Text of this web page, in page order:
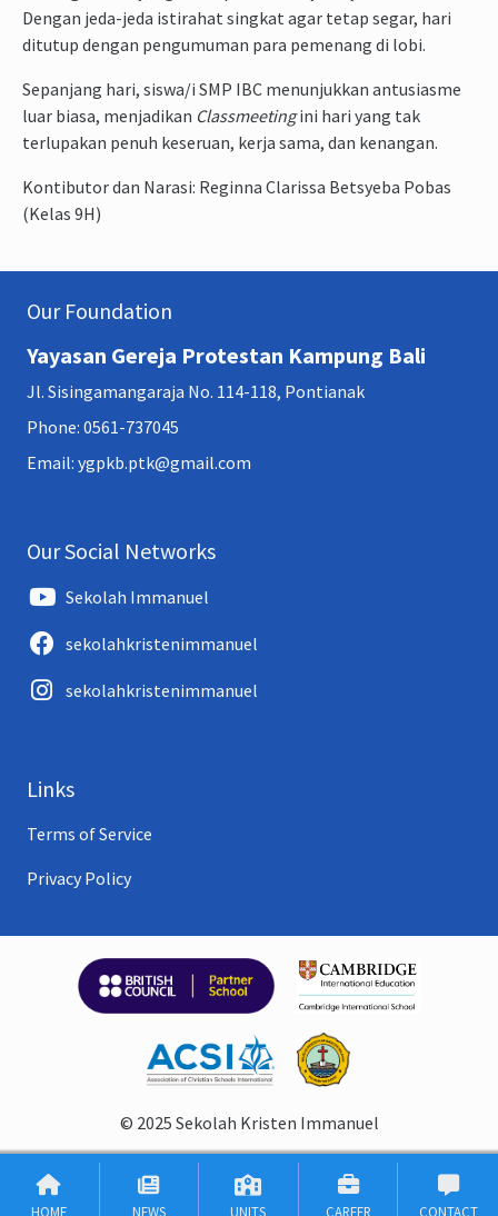
Dengan jeda-jeda istirahat singkat agar tetap segar, hari
ditutup dengan pengumuman para pemenang di lobi.
Sepanjang hari, siswa/i SMP IBC menunjukkan antusiasme
luar biasa, menjadikan Classmeetingini hari yang tak
terlupakan penuh keseruan, kerja sama, dan kenangan.
Kontibutor dan Narasi: Reginna Clarissa Betsyeba Pobas
(Kelas 9H)
Our Foundation
Yayasan Gereja Protestan Kampung Bali
Jl. Sisingamangaraja No. 114-118, Pontianak
Phone: 0561-737045
Email: ygpkb.ptk@gmail.com
Our Social Networks
Sekolah Immanuel
sekolahkristenimmanuel
sekolahkristenimmanuel
Links
Terms of Service
Privacy Policy
© 2025 Sekolah Kristen Immanuel
HOME NEWS UNITS CAREER CONTACT